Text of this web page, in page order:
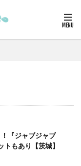
『ジャブジャブ
もあり【茨城】